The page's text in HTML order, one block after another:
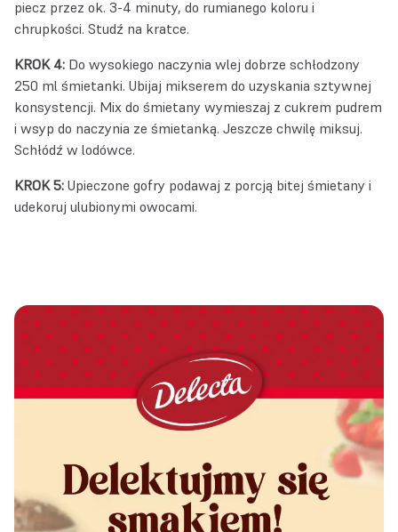
piecz przez ok. 3-4 minuty, do rumianego koloru i
chrupkości. Studź na kratce.
KROK 4: Do wysokiego naczynia wlej dobrze schłodzony
250 ml śmietanki. Ubijaj mikserem do uzyskania sztywnej
konsystencji. Mix do śmietany wymieszaj z cukrem pudrem
i wsyp do naczynia ze śmietanką. Jeszcze chwilę miksuj.
Schłódź w lodówce.
KROK 5: Upieczone gofry podawaj z porcją bitej śmietany i
udekoruj ulubionymi owocami.